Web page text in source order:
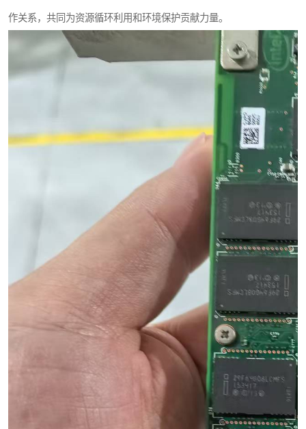
作关系，共同为资源循环利用和环境保护贡献力量。